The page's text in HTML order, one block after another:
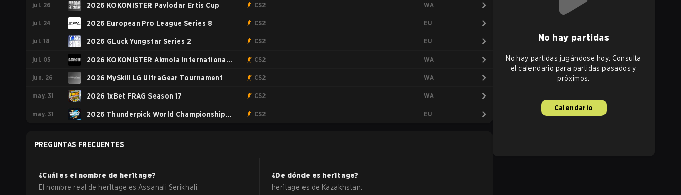
jul. 26 2026 KOKONISTER Pavlodar Ertis Cup CS2 WA
jul. 24 2026 European Pro League Series 8 CS2 EU
jul. 18 2026 GLuck Yungstar Series 2 CS2 EU
jul. 05 2026 KOKONISTER Akmola International
Esports Cup
CS2 WA
jun. 26 2026 MySkill LG UltraGear Tournament CS2 WA
may. 31 2026 1xBet FRAG Season 17 CS2 WA
may. 31 2026 Thunderpick World Championship: CS2 EU
PREGUNTAS FRECUENTES
¿Cuál es el nombre de her1tage?
El nombre real de her1tage es Assanali Serikhali
¿De dónde es her1tage?
her1tage es de Kazakhstan
No hay partidas
No hay partidas jugándose hoy. Consulta
el calendario para partidas pasados y
próximos.
Calendario